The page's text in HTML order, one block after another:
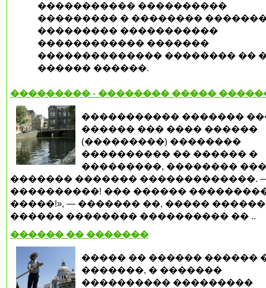
����������� ����������
��������� � ��������
��������� �����������
������������ �������
�������������� �������� ��
������ ������.
��������� - �������� �����
����������� �������
������ ��� ���� ������
(���������) ��������
���������� �� ������ �
���������, ��������
������� ������� �������������.
����������! ��� ������
�����!», — ������� ��, �����
������ �������� ���������� �� ..
������ �� �������
����� �� ������ ������
�������, � �������
���������� ���������